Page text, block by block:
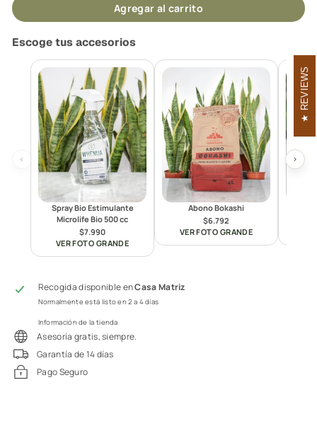
Agregar al carrito
Escoge tus accesorios
‹
Spray Bio Estimulante
Microlife Bio 500 cc
$7.990
VER FOTO GRANDE
Abono Bokashi
$6.792
VER FOTO GRANDE
›
Recogida disponible enCasa Matriz
Normalmente está listo en 2 a 4 días
Información de la tienda
Asesoría gratis, siempre.
Garantía de 14 días
Pago Seguro
REVIEWS